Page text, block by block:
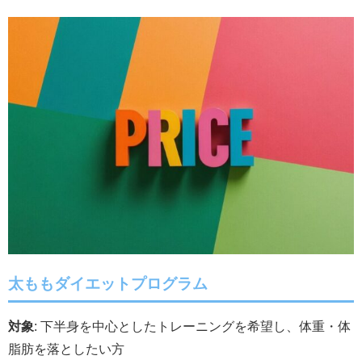
太ももダイエットプログラム
対象: 下半身を中心としたトレーニングを希望し、体重・体
脂肪を落としたい方